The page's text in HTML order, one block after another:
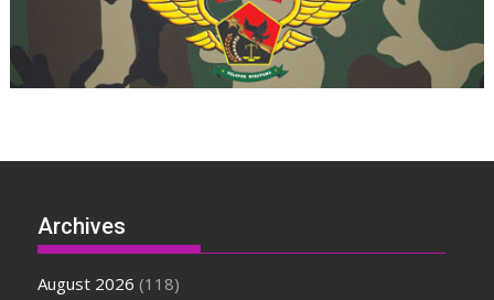
Archives
August 2026 (118)